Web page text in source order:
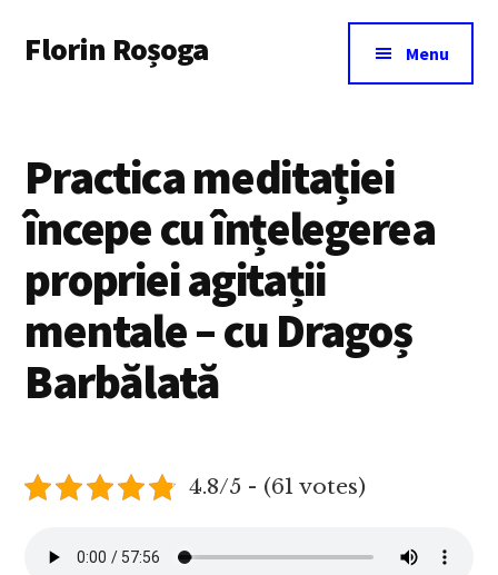
main
menu
Florin Roșoga Menu
Practica meditației
începe cu înțelegerea
propriei agitații
mentale – cu Dragoș
Barbălată
4.8/5 - (61 votes)